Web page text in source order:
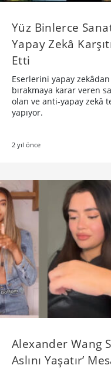
Yüz Binlerce
Yapay Zekâ
Etti
Eserlerini yapay
bırakmaya karar veren
olan ve anti-yapay zekâ
yapıyor.
2 yıl önce
Alexander Wang
Aslını Yaşatır’